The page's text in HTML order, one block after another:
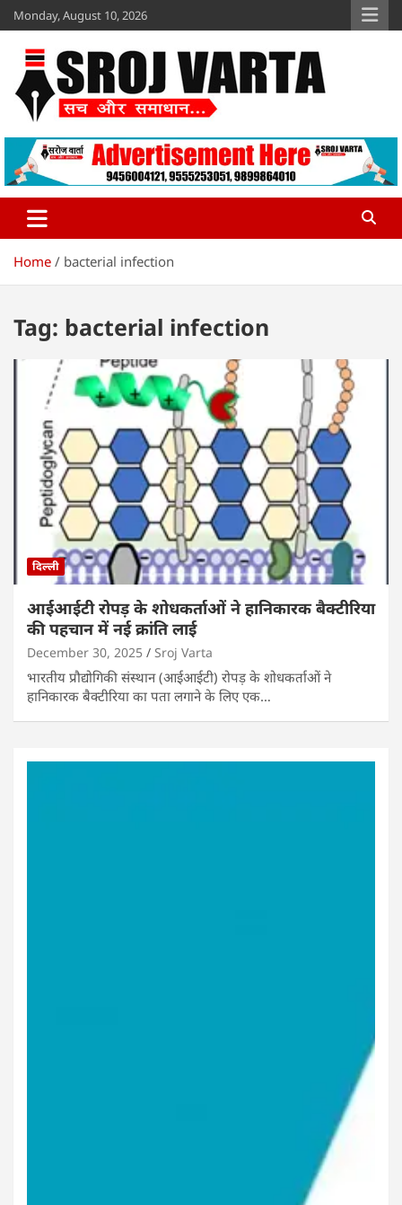
Skip
to
content
Monday, August 10, 2026
Sroj Varta
www.srojvarta.in
Home bacterial infection
Tag: bacterial infection
दिल्ली
आईआईटी रोपड़ के शोधकर्ताओं ने हानिकारक बैक्टीरिया
की पहचान में नई क्रांति लाई
December 30, 2025 Sroj Varta
भारतीय प्रौद्योगिकी संस्थान (आईआईटी) रोपड़ के शोधकर्ताओं ने
हानिकारक बैक्टीरिया का पता लगाने के लिए एक…